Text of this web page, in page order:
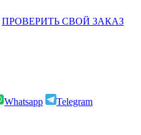
ПРОВЕРИТЬ СВОЙ ЗАКАЗ
Whatsapp Telegram